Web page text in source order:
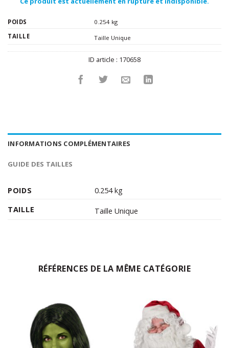
POIDS
0.254 kg
TAILLE
Taille Unique
ID article : 170658
INFORMATIONS COMPLÉMENTAIRES
GUIDE DES TAILLES
POIDS
0.254 kg
TAILLE
Taille Unique
RÉFÉRENCES DE LA MÊME CATÉGORIE